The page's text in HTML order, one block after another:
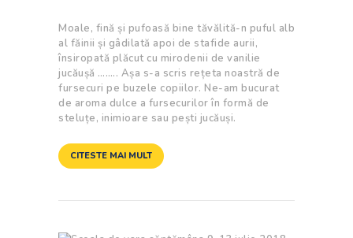
Moale, fină și pufoasă bine tăvălită-n puful alb
al făinii și gâdilată apoi de stafide aurii,
însiropată plăcut cu mirodenii de vanilie
jucăușă …….. Așa s-a scris rețeta noastră de
fursecuri pe buzele copiilor. Ne-am bucurat
de aroma dulce a fursecurilor în formă de
steluțe, inimioare sau pești jucăuși.
CITESTE MAI MULT